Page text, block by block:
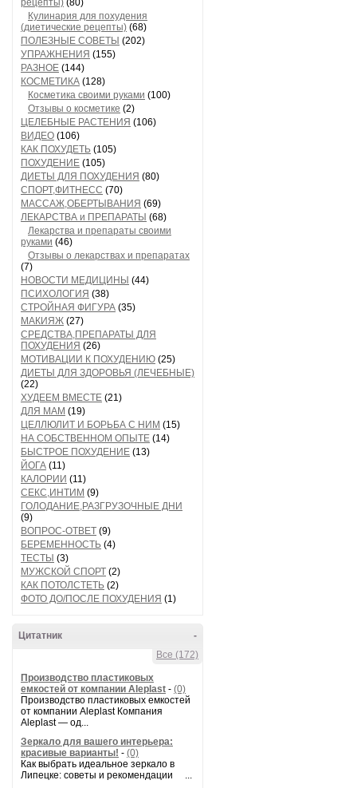
рецепты) (80)
Кулинария для похудения
(диетические рецепты) (68)
ПОЛЕЗНЫЕ СОВЕТЫ (202)
УПРАЖНЕНИЯ (155)
РАЗНОЕ (144)
КОСМЕТИКА (128)
Косметика своими руками (100)
Отзывы о косметике (2)
ЦЕЛЕБНЫЕ РАСТЕНИЯ (106)
ВИДЕО (106)
КАК ПОХУДЕТЬ (105)
ПОХУДЕНИЕ (105)
ДИЕТЫ ДЛЯ ПОХУДЕНИЯ (80)
СПОРТ,ФИТНЕСС (70)
МАССАЖ,ОБЕРТЫВАНИЯ (69)
ЛЕКАРСТВА и ПРЕПАРАТЫ (68)
Лекарства и препараты своими
руками (46)
Отзывы о лекарствах и препаратах
(7)
НОВОСТИ МЕДИЦИНЫ (44)
ПСИХОЛОГИЯ (38)
СТРОЙНАЯ ФИГУРА (35)
МАКИЯЖ (27)
СРЕДСТВА,ПРЕПАРАТЫ ДЛЯ
ПОХУДЕНИЯ (26)
МОТИВАЦИИ К ПОХУДЕНИЮ (25)
ДИЕТЫ ДЛЯ ЗДОРОВЬЯ (ЛЕЧЕБНЫЕ)
(22)
ХУДЕЕМ ВМЕСТЕ (21)
ДЛЯ МАМ (19)
ЦЕЛЛЮЛИТ И БОРЬБА С НИМ (15)
НА СОБСТВЕННОМ ОПЫТЕ (14)
БЫСТРОЕ ПОХУДЕНИЕ (13)
ЙОГА (11)
КАЛОРИИ (11)
СЕКС,ИНТИМ (9)
ГОЛОДАНИЕ,РАЗГРУЗОЧНЫЕ ДНИ
(9)
ВОПРОС-ОТВЕТ (9)
БЕРЕМЕННОСТЬ (4)
ТЕСТЫ (3)
МУЖСКОЙ СПОРТ (2)
КАК ПОТОЛСТЕТЬ (2)
ФОТО ДО/ПОСЛЕ ПОХУДЕНИЯ (1)
-
Цитатник
Все (172)
Производство пластиковых
емкостей от компании Aleplast - (0)
Производство пластиковых емкостей
от компании Aleplast Компания
Aleplast — од...
Зеркало для вашего интерьера:
красивые варианты! - (0)
Как выбрать идеальное зеркало в
Липецке: советы и рекомендации ...